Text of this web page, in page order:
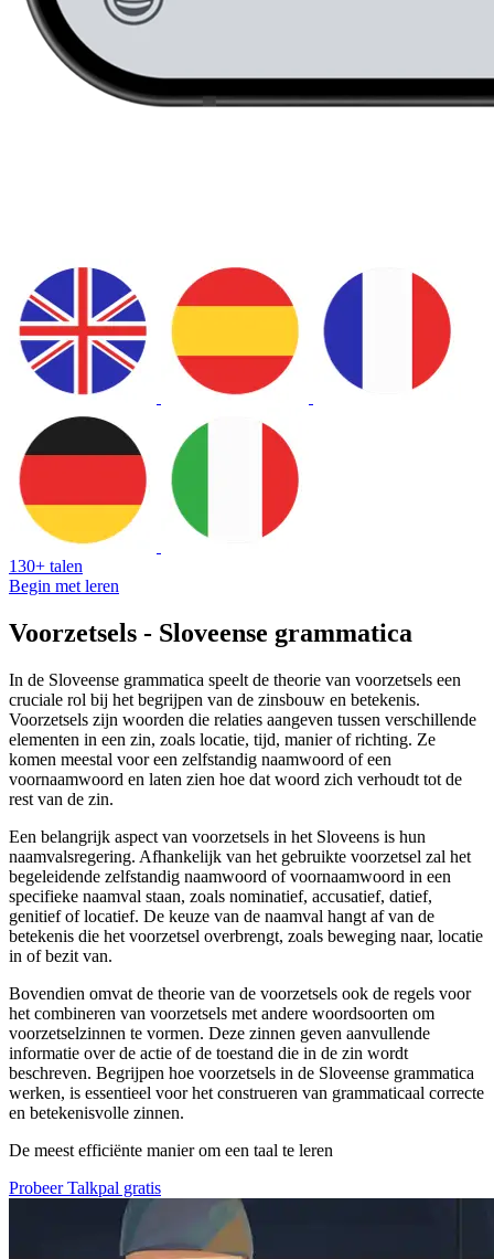
130+ talen
Begin met leren
Voorzetsels - Sloveense grammatica
In de Sloveense grammatica speelt de theorie van voorzetsels een
cruciale rol bij het begrijpen van de zinsbouw en betekenis.
Voorzetsels zijn woorden die relaties aangeven tussen verschillende
elementen in een zin, zoals locatie, tijd, manier of richting. Ze
komen meestal voor een zelfstandig naamwoord of een
voornaamwoord en laten zien hoe dat woord zich verhoudt tot de
rest van de zin.
Een belangrijk aspect van voorzetsels in het Sloveens is hun
naamvalsregering. Afhankelijk van het gebruikte voorzetsel zal het
begeleidende zelfstandig naamwoord of voornaamwoord in een
specifieke naamval staan, zoals nominatief, accusatief, datief,
genitief of locatief. De keuze van de naamval hangt af van de
betekenis die het voorzetsel overbrengt, zoals beweging naar, locatie
in of bezit van.
Bovendien omvat de theorie van de voorzetsels ook de regels voor
het combineren van voorzetsels met andere woordsoorten om
voorzetselzinnen te vormen. Deze zinnen geven aanvullende
informatie over de actie of de toestand die in de zin wordt
beschreven. Begrijpen hoe voorzetsels in de Sloveense grammatica
werken, is essentieel voor het construeren van grammaticaal correcte
en betekenisvolle zinnen.
De meest efficiënte manier om een taal te leren
Probeer Talkpal gratis